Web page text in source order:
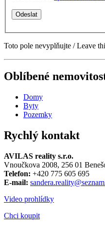
Toto pole nevyplňujte / Leave
Oblíbené
Domy
Byty
Pozemky
Rychlý kontakt
AVILAS reality s.r.o.
Vnoučkova 2008, 256 01
Telefon: +420 775 605 695
E-mail:
Video prohlídky
Chci koupit